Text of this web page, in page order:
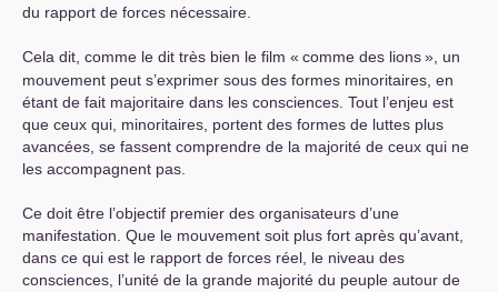
du rapport de forces nécessaire.
Cela dit, comme le dit très bien le film « comme des lions», un
mouvement peut s’exprimer sous des formes minoritaires, en
étant de fait majoritaire dans les consciences. Tout l’enjeu est
que ceux qui, minoritaires, portent des formes de luttes plus
avancées, se fassent comprendre de la majorité de ceux qui ne
les accompagnent pas.
Ce doit être l’objectif premier des organisateurs d’une
manifestation. Que le mouvement soit plus fort après qu’avant,
dans ce qui est le rapport de forces réel, le niveau des
consciences, l’unité de la grande majorité du peuple autour de